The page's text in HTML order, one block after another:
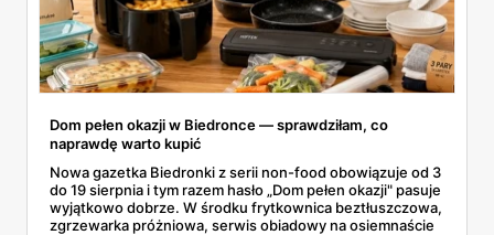
Dom pełen okazji w Biedronce — sprawdziłam, co
naprawdę warto kupić
Nowa gazetka Biedronki z serii non-food obowiązuje od 3
do 19 sierpnia i tym razem hasło „Dom pełen okazji" pasuje
wyjątkowo dobrze. W środku frytkownica beztłuszczowa,
zgrzewarka próżniowa, serwis obiadowy na osiemnaście